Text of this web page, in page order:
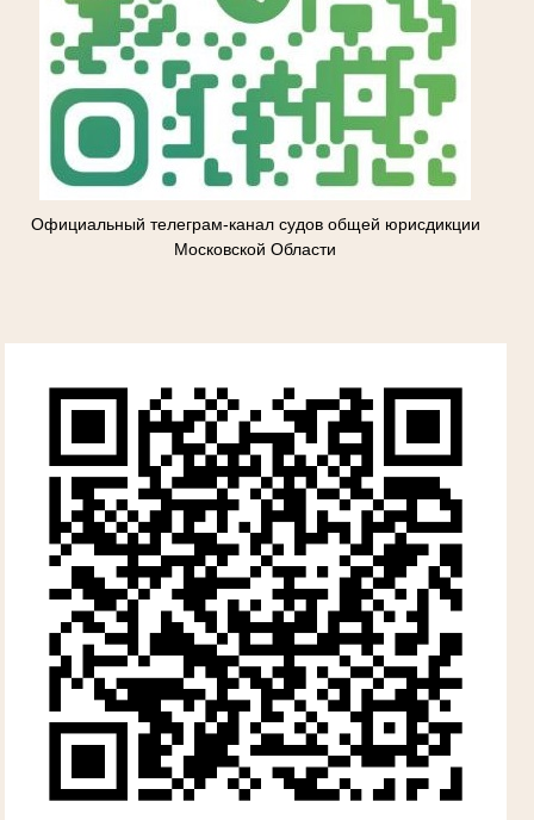
Официальный телеграм-канал судов общей юрисдикции
Московской Области